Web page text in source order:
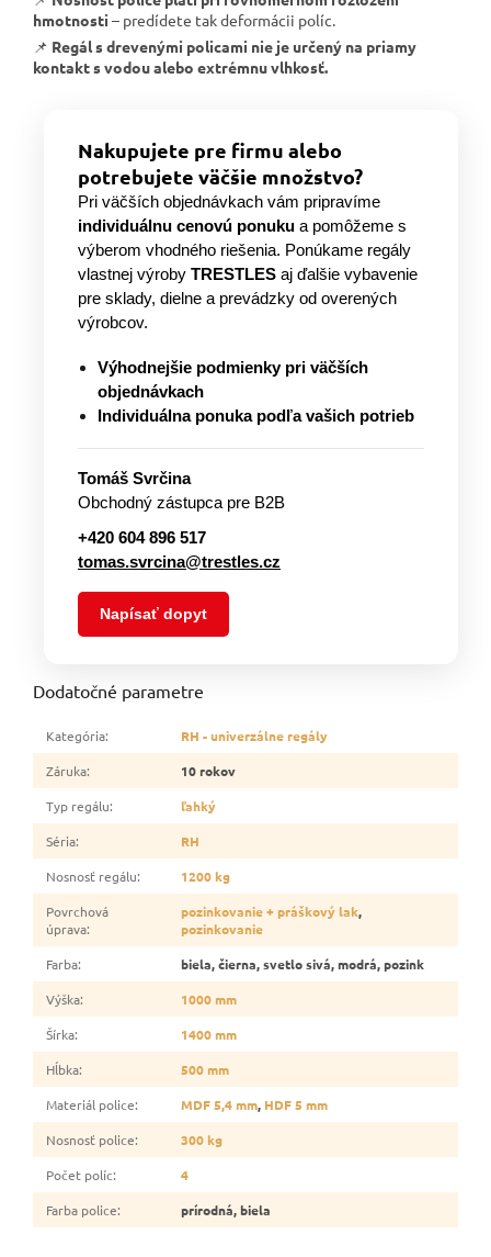
hmotnosti – predídete tak deformácii políc.
📌 Regál s drevenými policami nie je určený na priamy
kontakt s vodou alebo extrémnu vlhkosť.
Nakupujete pre firmu alebo
potrebujete väčšie množstvo?
Pri väčších objednávkach vám pripravíme
individuálnu cenovú ponuku a pomôžeme s
výberom vhodného riešenia. Ponúkame regály
vlastnej výroby TRESTLES aj ďalšie vybavenie
pre sklady, dielne a prevádzky od overených
výrobcov.
Výhodnejšie podmienky pri väčších
objednávkach
Individuálna ponuka podľa vašich potrieb
Tomáš Svrčina
Obchodný zástupca pre B2B
+420 604 896 517
tomas.svrcina@trestles.cz
Napísať dopyt
Dodatočné parametre
Kategória:
RH - univerzálne regály
Záruka:
10 rokov
Typ regálu:
ľahký
Séria:
RH
Nosnosť regálu:
1200 kg
Povrchová
úprava:
pozinkovanie + práškový lak,
pozinkovanie
Farba:
biela, čierna, svetlo sivá, modrá, pozink
Výška:
1000 mm
Šírka:
1400 mm
Hĺbka:
500 mm
Materiál police: MDF 5,4 mm, HDF 5 mm
Nosnosť police:
300 kg
Počet políc:
4
Farba police: prírodná, biela